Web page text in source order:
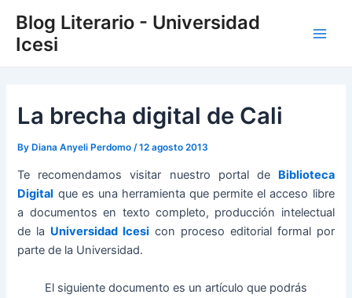
content
Blog Literario - Universidad
Icesi
La brecha digital de Cali
By Diana Anyeli Perdomo/12 agosto 2013
Te recomendamos visitar nuestro portal de Biblioteca
Digital que es una herramienta que permite el acceso libre
a documentos en texto completo, producción intelectual
de la Universidad Icesi con proceso editorial formal por
parte de la Universidad.
El siguiente documento es un artículo que podrás
navigation